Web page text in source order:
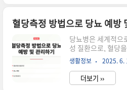
사 이미지 의외로
운드 에란겔 비밀의
기혈당체크의 중요
하는 것은 건강을
다. 혈당 수치가 너
문제가 발생할 수
혈당측정 방법으로 당뇨 예방
당뇨병은 세계적으
성 질환으로, 혈당
우 중요합니다. 특
용하는 것은 당뇨
에서는 혈당 측정의
보겠습니다. ▼▼▼
생활정보 2025. 6.
더보기 ››